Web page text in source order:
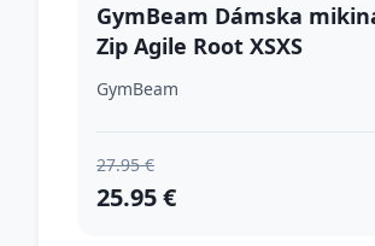
GymBeam Dámska
Zip Agile Root XSXS
GymBeam
27.95 €
25.95 €